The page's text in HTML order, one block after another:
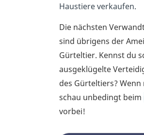
Haustiere verkaufen.
Die nächsten
sind übrigens der
Gürteltier. Kennst du
ausgeklügelte
des Gürteltiers?
schau unbedingt beim
vorbei!